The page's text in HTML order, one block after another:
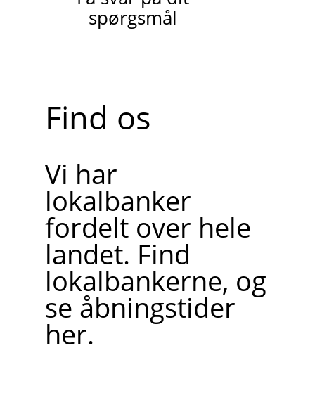
spørgsmål
Find os
Vi har
lokalbanker
fordelt over hele
landet. Find
lokalbankerne, og
se åbningstider
her.